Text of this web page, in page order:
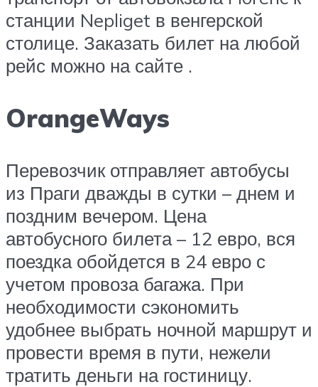
станции Nepliget в венгерской
столице. Заказать билет на любой
рейс можно на сайте .
OrangeWays
Перевозчик отправляет автобусы
из Праги дважды в сутки – днем и
поздним вечером. Цена
автобусного билета – 12 евро, вся
поездка обойдется в 24 евро с
учетом провоза багажа. При
необходимости сэкономить
удобнее выбрать ночной маршрут и
провести время в пути, нежели
тратить деньги на гостиницу.